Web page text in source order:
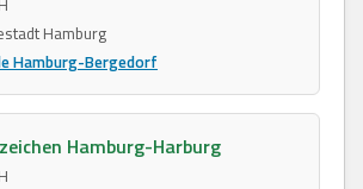
Hamburg
Hamburg-Bergedorf
Hamburg-Harburg